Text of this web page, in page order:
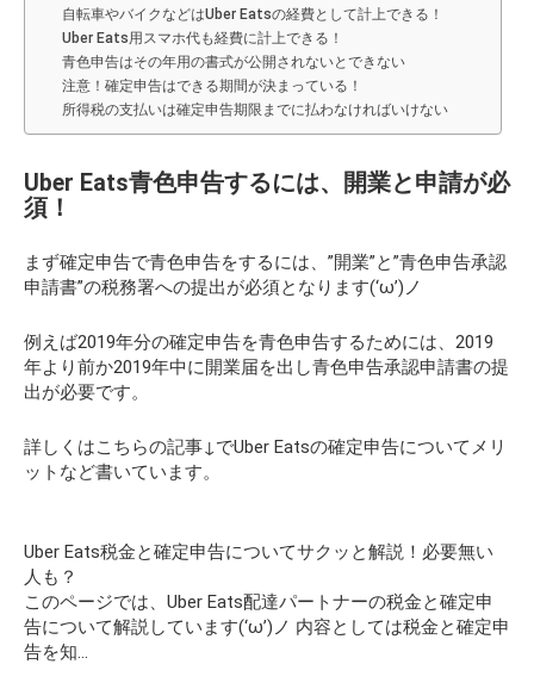
自転車やバイクなどはUber Eatsの経費として計上できる！
Uber Eats用スマホ代も経費に計上できる！
青色申告はその年用の書式が公開されないとできない
注意！確定申告はできる期間が決まっている！
所得税の支払いは確定申告期限までに払わなければいけない
Uber Eats青色申告するには、開業と申請が必
須！
まず確定申告で青色申告をするには、”開業”と”青色申告承認
申請書”の税務署への提出が必須となります(‘ω’)ノ
例えば2019年分の確定申告を青色申告するためには、2019
年より前か2019年中に開業届を出し青色申告承認申請書の提
出が必要です。
詳しくはこちらの記事↓でUber Eatsの確定申告についてメリ
ットなど書いています。
Uber Eats税金と確定申告についてサクッと解説！必要無い
人も？
このページでは、Uber Eats配達パートナーの税金と確定申
告について解説しています(‘ω’)ノ 内容としては税金と確定申
告を知…